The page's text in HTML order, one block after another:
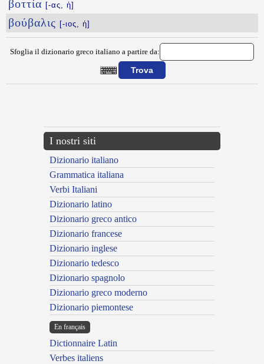
βοττία [-ας, ἡ]
βούβαλις [-ιος, ἡ]
Sfoglia il dizionario greco italiano a partire da:
I nostri siti
Dizionario italiano
Grammatica italiana
Verbi Italiani
Dizionario latino
Dizionario greco antico
Dizionario francese
Dizionario inglese
Dizionario tedesco
Dizionario spagnolo
Dizionario greco moderno
Dizionario piemontese
En français
Dictionnaire Latin
Verbes italiens